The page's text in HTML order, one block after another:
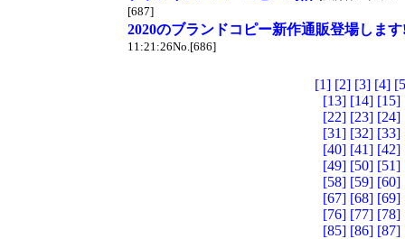
[687]
2020のブランドコピー新作通販登場しま
11:21:26No.[686]
[1] [2] [3] [4]
[13] [14] [15]
[22] [23] [24]
[31] [32] [33]
[40] [41] [42]
[49] [50] [51]
[58] [59] [60]
[67] [68] [69]
[76] [77] [78]
[85] [86] [87]